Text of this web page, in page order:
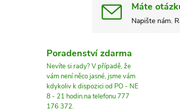
Máte
Napište nám.
Poradenství zdarma
Nevíte si rady? V případě, že
vám není něco jasné, jsme vám
kdykoliv k dispozici od PO - NE
8 - 21 hodin.na telefonu 777
176 372.